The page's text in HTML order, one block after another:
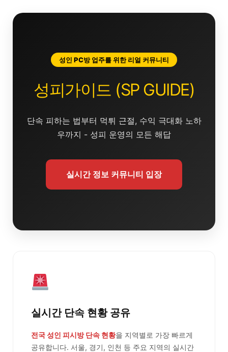
성인 PC방 업주를 위한 리얼 커뮤니티
성피가이드 (SP GUIDE)
단속 피하는 법부터 먹튀 근절, 수익 극대화 노하
우까지 - 성피 운영의 모든 해답
실시간 정보 커뮤니티 입장
실시간 단속 현황 공유
전국 성인 피시방 단속 현황을 지역별로 가장 빠르게
공유합니다. 서울, 경기, 인천 등 주요 지역의 실시간